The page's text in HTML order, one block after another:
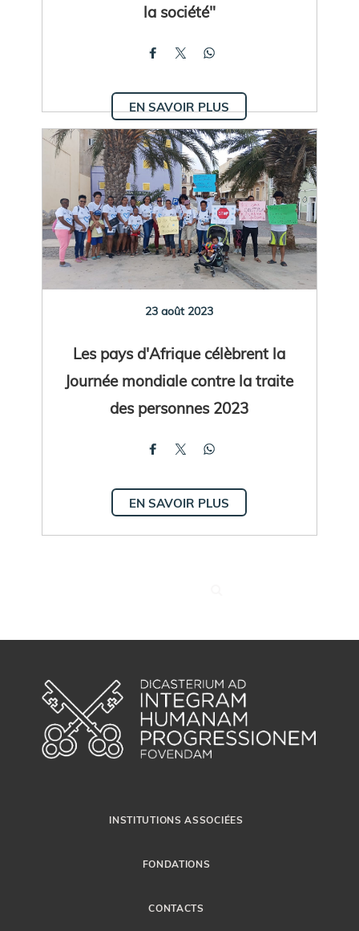
la société"
EN SAVOIR PLUS
23 août 2023
Les pays d'Afrique célèbrent la
Journée mondiale contre la traite
des personnes 2023
EN SAVOIR PLUS
INSTITUTIONS ASSOCIÉES
FONDATIONS
CONTACTS